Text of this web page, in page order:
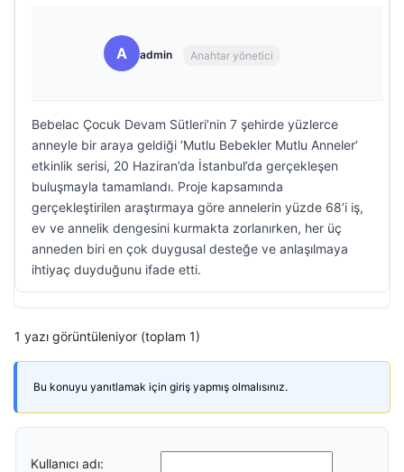
A admin Anahtar yönetici
Bebelac Çocuk Devam Sütleri’nin 7 şehirde yüzlerce
anneyle bir araya geldiği ‘Mutlu Bebekler Mutlu Anneler’
etkinlik serisi, 20 Haziran’da İstanbul’da gerçekleşen
buluşmayla tamamlandı. Proje kapsamında
gerçekleştirilen araştırmaya göre annelerin yüzde 68’i iş,
ev ve annelik dengesini kurmakta zorlanırken, her üç
anneden biri en çok duygusal desteğe ve anlaşılmaya
ihtiyaç duyduğunu ifade etti.
1 yazı görüntüleniyor (toplam 1)
Bu konuyu yanıtlamak için giriş yapmış olmalısınız.
Kullanıcı adı: